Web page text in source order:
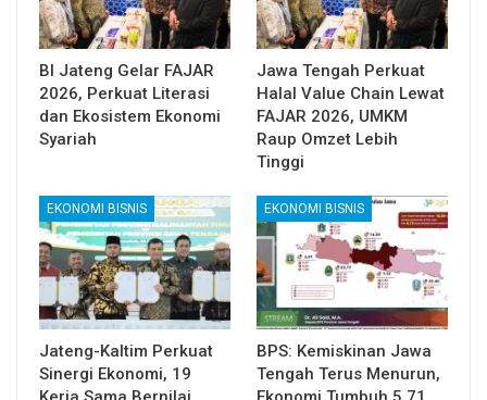
BI Jateng Gelar FAJAR
2026, Perkuat Literasi
dan Ekosistem Ekonomi
Syariah
Jawa Tengah Perkuat
Halal Value Chain Lewat
FAJAR 2026, UMKM
Raup Omzet Lebih
Tinggi
EKONOMI BISNIS
Jateng-Kaltim Perkuat
Sinergi Ekonomi, 19
EKONOMI BISNIS
BPS: Kemiskinan Jawa
Tengah Terus Menurun,